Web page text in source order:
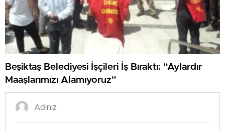
Beşiktaş Belediyesi İşçileri İş Bıraktı: “Aylardır
Maaşlarımızı Alamıyoruz”